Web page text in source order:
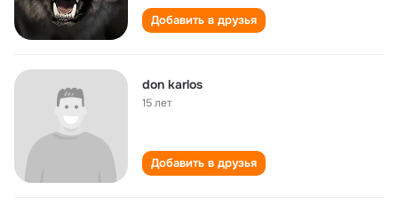
Добавить в друзья
don karlos
15 лет
Добавить в друзья